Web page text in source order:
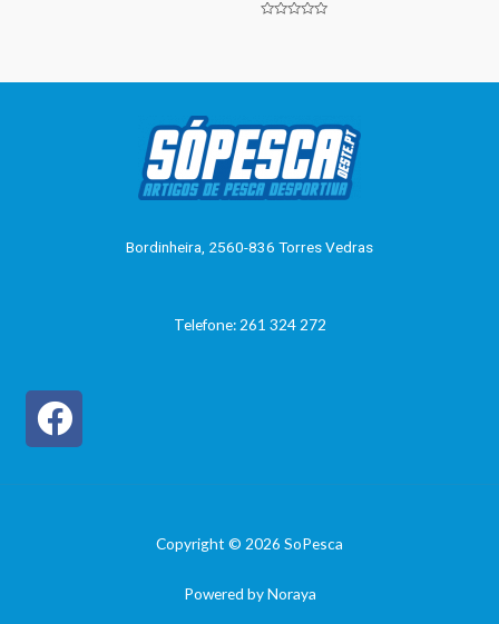
Bordinheira, 2560-836 Torres Vedras
Telefone: 261 324 272
Copyright © 2026 SoPesca
Powered by Noraya